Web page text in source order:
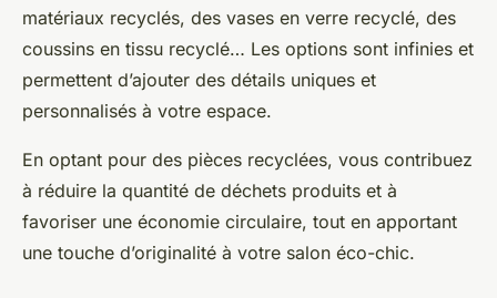
matériaux recyclés, des vases en verre recyclé, des
coussins en tissu recyclé… Les options sont infinies et
permettent d’ajouter des détails uniques et
personnalisés à votre espace.
En optant pour des pièces recyclées, vous contribuez
à réduire la quantité de déchets produits et à
favoriser une économie circulaire, tout en apportant
une touche d’originalité à votre salon éco-chic.